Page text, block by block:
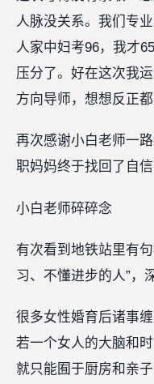
人脉没关系。我们专
人家中妇考96，我才
压分了。好在这次我
方向导师，想想反正
再次感谢小白老师一
职妈妈终于找回了自信
小白老师碎碎念
有次看到地铁站里有
习、不懂进步的人”，
很多女性婚育后诸事
若一个女人的大脑和
就只能囿于厨房和亲子